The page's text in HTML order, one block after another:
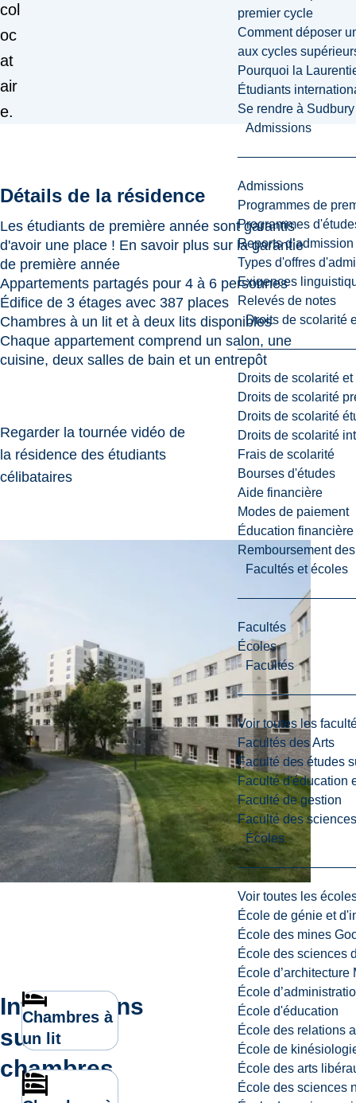
premier cycle
Comment déposer
aux cycles
Pourquoi la
Étudiants
Se rendre à Sudbury
Admissions
Admissions
Programmes de
Programmes
Reports d’admission
Types d'offres
Exigences
Relevés de notes
Droits de scolarité
Droits de scolarité
Droits de scolarité
Droits de scolarité
Droits de scolarité
Frais de scolarité
Bourses d'études
Aide financière
Modes de paiement
Éducation financière
Remboursement
Facultés et écoles
Facultés
Écoles
Facultés
Voir toutes les
Facultés des Arts
Faculté des études
Faculté d'éducation
Faculté de gestion
Faculté des
Écoles
Voir toutes les
École de génie et
École des mines
École des sciences
École d’architecture
École
École d'éducation
École des relations
École de
École des arts
École des sciences
col
oc
at
air
e.
Détails de la résidence
Les étudiants de première année sont garantis
d'avoir une place ! En savoir plus sur la garantie
de première année
Appartements partagés pour 4 à 6 personnes
Édifice de 3 étages avec 387 places
Chambres à un lit et à deux lits disponibles
Chaque appartement comprend un salon, une
cuisine, deux salles de bain et un entrepôt
Regarder la tournée vidéo de
la résidence des étudiants
célibataires
Informations
sur les
chambres
Chambres à
un lit